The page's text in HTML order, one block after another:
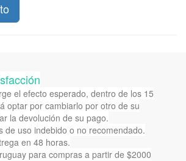
el efecto esperado, dentro de los 15
optar por cambiarlo por otro de su
la devolución de su pago.
de uso indebido o no recomendado.
en 48 horas.
para compras a partir de $2000